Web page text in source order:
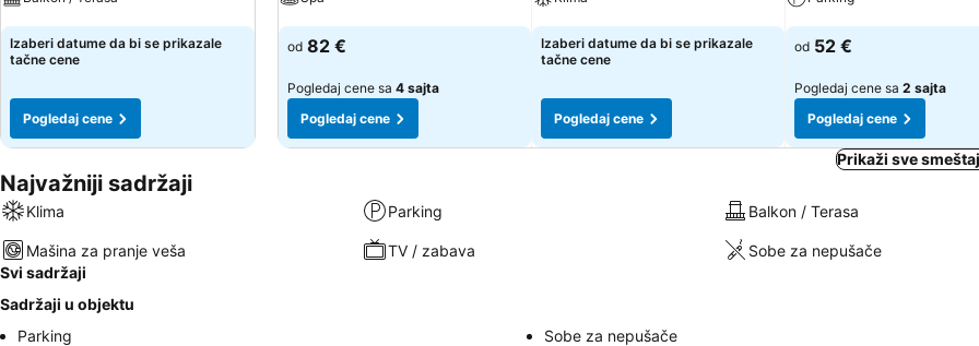
Pogledaj cene
Izaberi datume da bi se prikazale
tačne cene
Pogledaj cene
Pogledaj cene
od 82 €
Pogledaj cene sa 4 sajta
Pogledaj cene
Pogledaj cene
Izaberi datume da bi se prikazale
tačne cene
Pogledaj cene
Pogledaj cene
od 52 €
Pogledaj cene sa 2 sajta
Pogledaj cene
Prikaži sve
Najvažniji sadržaji
Klima Parking Balkon / Terasa
Mašina za pranje veša TV / zabava
Sobe za nepušače
Svi sadržaji
Sadržaji u objektu
Parking
Sobe za nepušače